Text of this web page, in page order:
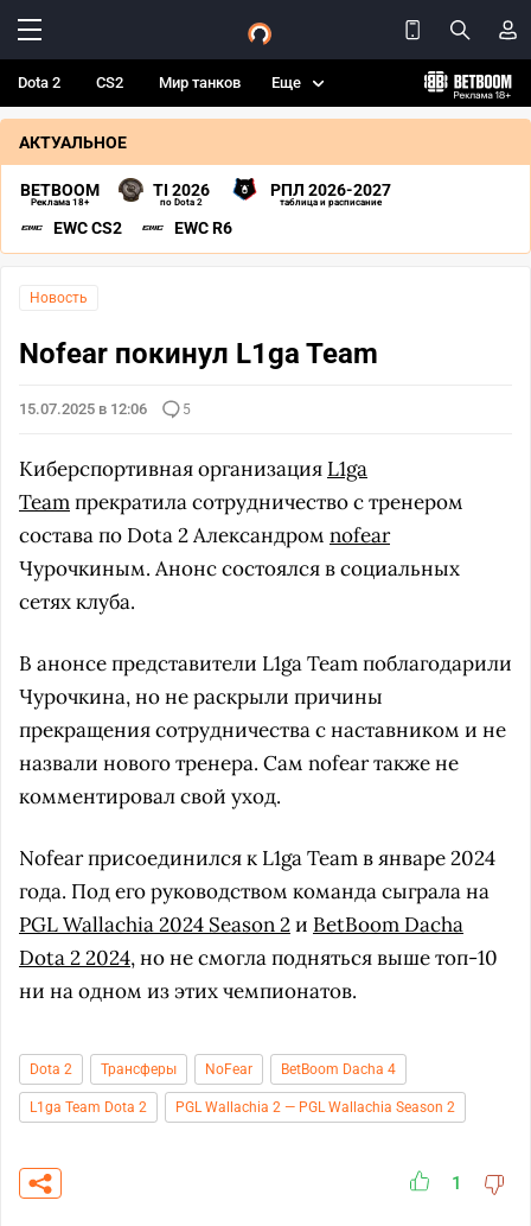
Dota 2 CS2 Мир танков Еще
АКТУАЛЬНОЕ
BETBOOM
Реклама 18+
TI 2026
по Dota 2
РПЛ 2026-2027
таблица и расписание
EWC CS2 EWC R6
Новость
Nofear покинул L1ga Team
15.07.2025 в 12:06 5
Киберспортивная организация L1ga
Teamпрекратила сотрудничество с тренером
состава по Dota 2 Александром nofear
Чурочкиным. Анонс состоялся в социальных
сетях клуба.
В анонсе представители L1ga Team поблагодарили
Чурочкина, но не раскрыли причины
прекращения сотрудничества с наставником и не
назвали нового тренера. Сам nofear также не
комментировал свой уход.
Nofear присоединился к L1ga Team в январе 2024
года. Под его руководством команда сыграла на
PGL Wallachia 2024 Season 2и BetBoom Dacha
Dota 2 2024, но не смогла подняться выше топ-10
ни на одном из этих чемпионатов.
Dota 2 Трансферы NoFear BetBoom Dacha 4
L1ga Team Dota 2 PGL Wallachia 2 — PGL Wallachia Season 2
1